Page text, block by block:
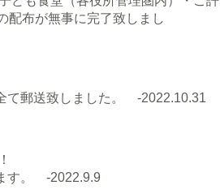
配布が無事に完了致しまし
て郵送致しました。 -2022.10.31
す。 -2022.9.9